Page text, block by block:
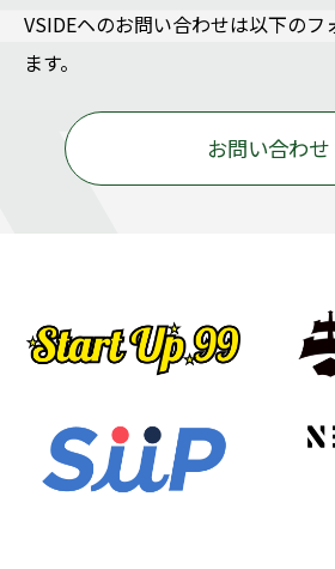
VSIDEヘのお問い合わせは以下のフ
ます。
お問い合わせ